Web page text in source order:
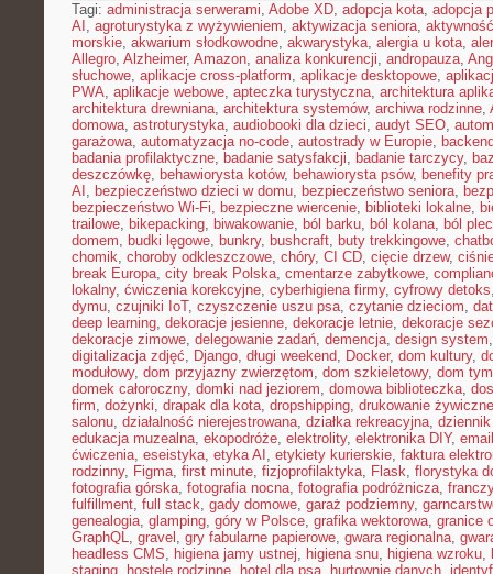
Tagi: administracja serwerami, Adobe XD, adopcja kota, adopcja
AI , agroturystyka z wyżywieniem, aktywizacja seniora,
morskie, akwarium słodkowodne, akwarystyka, alergia u kota,
Allegro, Alzheimer, Amazon, analiza konkurencji, andropauza,
słuchowe, aplikacje cross-platform, aplikacje desktopowe,
PWA, aplikacje webowe, apteczka turystyczna, architektura
architektura drewniana, architektura systemów, archiwa rodzinne,
domowa, astroturystyka, audiobooki dla dzieci, audyt SEO,
garażowa, automatyzacja no-code, autostrady w Europie,
badania profilaktyczne, badanie satysfakcji, badanie tarczycy,
deszczówkę, behawiorysta kotów, behawiorysta psów, benefity
AI , bezpieczeństwo dzieci w domu, bezpieczeństwo seniora,
bezpieczeństwo Wi-Fi, bezpieczne wiercenie, biblioteki lokalne,
trailowe, bikepacking, biwakowanie, ból barku, ból kolana, ból
domem, budki lęgowe, bunkry, bushcraft, buty trekkingowe,
chomik, choroby odkleszczowe, chóry, CI CD, cięcie drzew,
break Europa, city break Polska, cmentarze zabytkowe,
lokalny, ćwiczenia korekcyjne, cyberhigiena firmy, cyfrowy detoks
dymu, czujniki IoT, czyszczenie uszu psa, czytanie dzieciom,
deep learning, dekoracje jesienne, dekoracje letnie, dekoracje
dekoracje zimowe, delegowanie zadań, demencja, design system
digitalizacja zdjęć, Django, długi weekend, Docker, dom kultury,
modułowy, dom przyjazny zwierzętom, dom szkieletowy, dom
domek całoroczny, domki nad jeziorem, domowa biblioteczka,
firm, dożynki, drapak dla kota, dropshipping, drukowanie żywiczne
salonu, działalność nierejestrowana, działka rekreacyjna,
edukacja muzealna, ekopodróże, elektrolity, elektronika DIY,
ćwiczenia, eseistyka, etyka AI , etykiety kurierskie, faktura
rodzinny, Figma, first minute, fizjoprofilaktyka, Flask, florystyka
fotografia górska, fotografia nocna, fotografia podróżnicza,
fulfillment, full stack, gady domowe, garaż podziemny,
genealogia, glamping, góry w Polsce, grafika wektorowa, granice
GraphQL, gravel , gry fabularne papierowe, gwara regionalna,
headless CMS, higiena jamy ustnej, higiena snu, higiena wzroku,
staging, hostele rodzinne, hotel dla psa, hurtownie danych,